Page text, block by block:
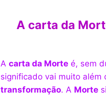
A carta da
A carta da Morte é, sem
significado vai muito além
transformação. A Morte